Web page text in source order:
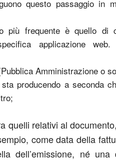
questo passaggio in
più frequente è quello di
applicazione
Amministrazione o
producendo a seconda
quelli relativi al
come data della
dell’emissione, né